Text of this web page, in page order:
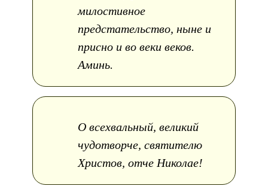
милостивное
предстательство, ныне и
присно и во веки веков.
Аминь.
О всехвальный, великий
чудотворче, святителю
Христов, отче Николае!